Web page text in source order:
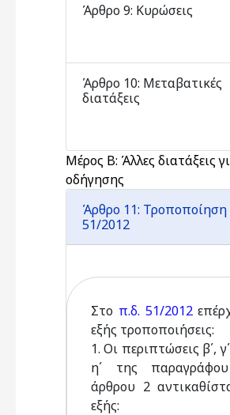
Άρθρο 9: Κυρώσεις
Άρθρο 10: Μεταβατικές
διατάξεις
Μέρος Β: Άλλες διατάξεις
οδήγησης
Άρθρο 11: Τροποποίηση
51/2012
Στο π.δ. 51/2012
εξής τροποποιήσεις:
1. Οι περιπτώσεις β΄,
η΄ της
άρθρου 2
εξής: